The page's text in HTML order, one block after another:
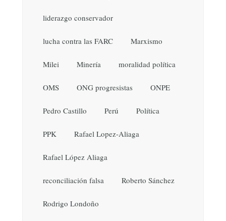
liderazgo conservador
lucha contra las FARC Marxismo
Milei Minería moralidad política
OMS ONG progresistas ONPE
Pedro Castillo Perú Política
PPK Rafael Lopez-Aliaga
Rafael López Aliaga
reconciliación falsa Roberto Sánchez
Rodrigo Londoño